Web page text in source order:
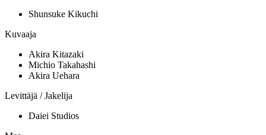
Shunsuke Kikuchi
Kuvaaja
Akira Kitazaki
Michio Takahashi
Akira Uehara
Levittäjä / Jakelija
Daiei Studios